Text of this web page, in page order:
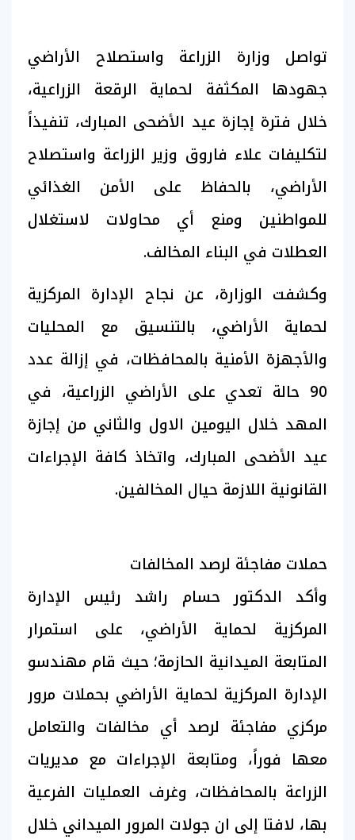
تواصل وزارة الزراعة واستصلاح الأراضي
جهودها المكثفة لحماية الرقعة الزراعية،
خلال فترة إجازة عيد الأضحى المبارك، تنفيذاً
لتكليفات علاء فاروق وزير الزراعة واستصلاح
الأراضي، بالحفاظ على الأمن الغذائي
للمواطنين ومنع أي محاولات لاستغلال
العطلات في البناء المخالف.
وكشفت الوزارة، عن نجاح الإدارة المركزية
لحماية الأراضي، بالتنسيق مع المحليات
والأجهزة الأمنية بالمحافظات، في إزالة عدد
90 حالة تعدي على الأراضي الزراعية، في
المهد خلال اليومين الاول والثاني من إجازة
عيد الأضحى المبارك، واتخاذ كافة الإجراءات
القانونية اللازمة حيال المخالفين.
حملات مفاجئة لرصد المخالفات
وأكد الدكتور حسام راشد رئيس الإدارة
المركزية لحماية الأراضي، على استمرار
المتابعة الميدانية الحازمة؛ حيث قام مهندسو
الإدارة المركزية لحماية الأراضي بحملات مرور
مركزي مفاجئة لرصد أي مخالفات والتعامل
معها فوراً، ومتابعة الإجراءات مع مديريات
الزراعة بالمحافظات، وغرف العمليات الفرعية
بها، لافتا إلى ان جولات المرور الميداني خلال